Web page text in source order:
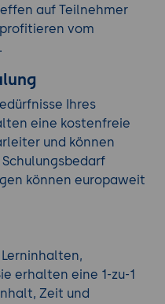
auf Teilnehmer
vom
Ihres
eine kostenfreie
und können
können europaweit
erhalten eine 1-zu-1
Zeit und